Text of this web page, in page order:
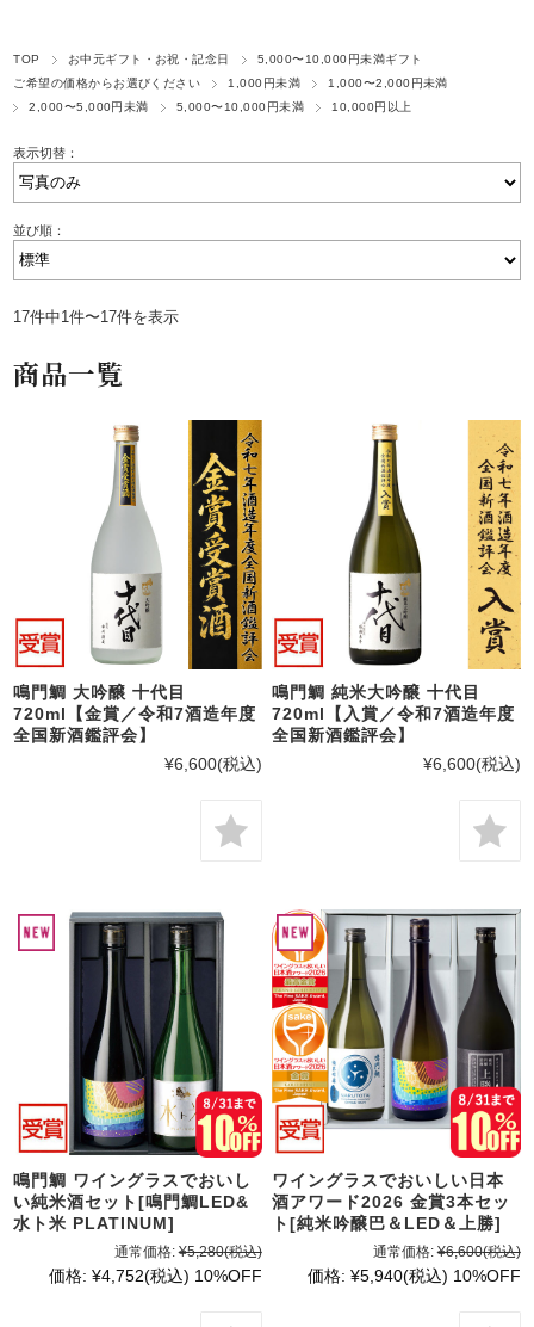
TOP お中元ギフト・お祝・記念日
5,000〜10,000円未満ギフト
ご希望の価格からお選びください
1,000円未満
1,000〜2,000円未満
2,000〜5,000円未満
5,000〜10,000円未満 10,000円以上
表示切替：
並び順：
17件中1件〜17件を表示
商品一覧
鳴門鯛 大吟醸 十代目
720ml【金賞／令和7酒造年度
全国新酒鑑評会】
¥6,600(税込)
鳴門鯛 純米大吟醸 十代目
720ml【入賞／令和7酒造年度
全国新酒鑑評会】
¥6,600(税込)
鳴門鯛 ワイングラスでおいし
い純米酒セット[鳴門鯛LED&
水ト米 PLATINUM]
通常価格: ¥5,280(税込)
価格: ¥4,752(税込) 10%OFF
ワイングラスでおいしい日本
酒アワード2026 金賞3本セッ
ト[純米吟醸巴＆LED＆上勝]
通常価格: ¥6,600(税込)
価格: ¥5,940(税込) 10%OFF